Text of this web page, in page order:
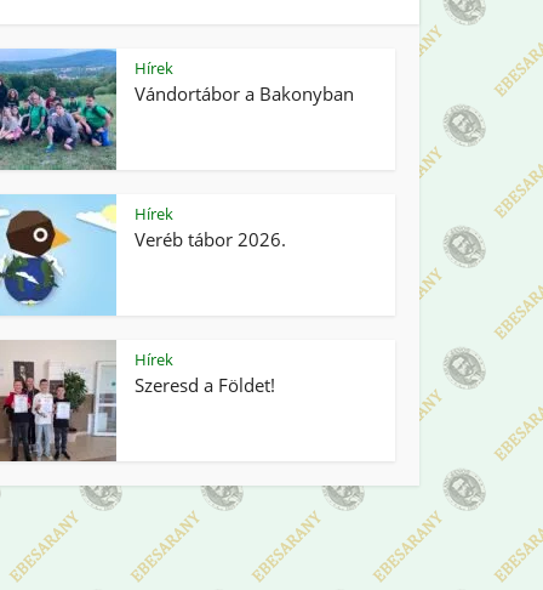
Hírek
Vándortábor a Bakonyban
Hírek
Veréb tábor 2026.
Hírek
Szeresd a Földet!